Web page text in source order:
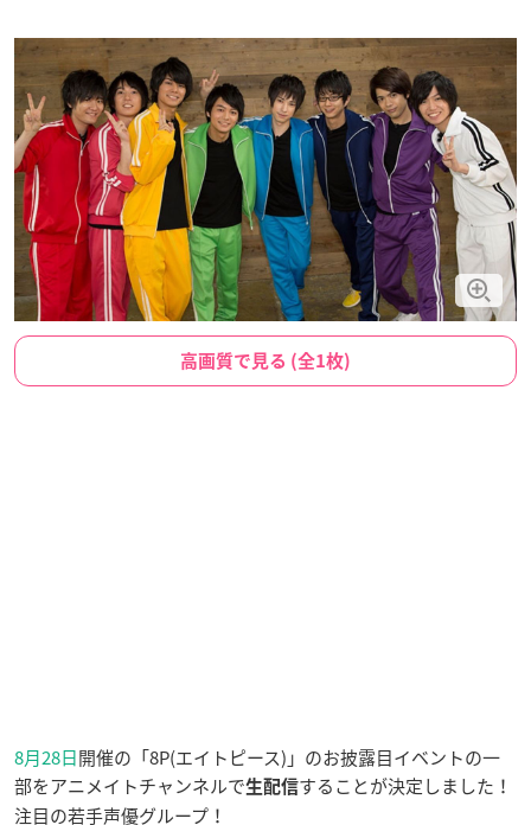
高画質で見る (全1枚)
8月28日開催の「8P(エイトピース)」のお披露目イベントの一
部をアニメイトチャンネルで生配信することが決定しました！
注目の若手声優グループ！